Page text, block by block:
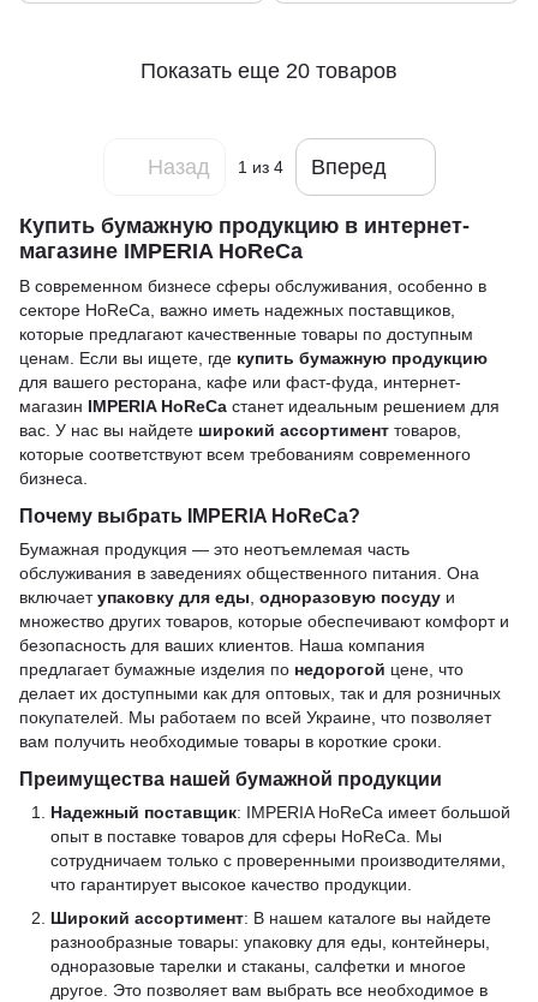
Показать еще 20 товаров
Назад 1 из 4 Вперед
Купить бумажную продукцию в интернет-
магазине IMPERIA HoReCa
В современном бизнесе сферы обслуживания, особенно в
секторе HoReCa, важно иметь надежных поставщиков,
которые предлагают качественные товары по доступным
ценам. Если вы ищете, где купить бумажную продукцию
для вашего ресторана, кафе или фаст-фуда, интернет-
магазин IMPERIA HoReCa станет идеальным решением для
вас. У нас вы найдете широкий ассортимент товаров,
которые соответствуют всем требованиям современного
бизнеса.
Почему выбрать IMPERIA HoReCa?
Бумажная продукция — это неотъемлемая часть
обслуживания в заведениях общественного питания. Она
включаетупаковку для еды одноразовую посуду и
множество других товаров, которые обеспечивают комфорт и
безопасность для ваших клиентов. Наша компания
предлагает бумажные изделия по недорогой цене, что
делает их доступными как для оптовых, так и для розничных
покупателей. Мы работаем по всей Украине, что позволяет
вам получить необходимые товары в короткие сроки.
Преимущества нашей бумажной продукции
Надежный поставщик: IMPERIA HoReCa имеет большой
опыт в поставке товаров для сферы HoReCa. Мы
сотрудничаем только с проверенными производителями,
что гарантирует высокое качество продукции.
Широкий ассортимент: В нашем каталоге вы найдете
разнообразные товары: упаковку для еды, контейнеры,
одноразовые тарелки и стаканы, салфетки и многое
другое. Это позволяет вам выбрать все необходимое в